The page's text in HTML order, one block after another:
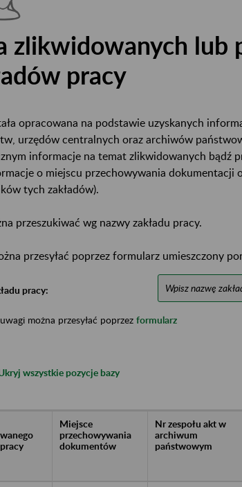
zlikwidowanych lub
pracy
opracowana na podstawie uzyskanych
urzędów centralnych oraz archiwów
informacje na temat zlikwidowanych bądź
o miejscu przechowywania dokumentacji
tych zakładów).
przeszukiwać wg nazwy zakładu pracy.
przesyłać poprzez formularz umieszczony
pracy:
można przesyłać poprzez formularz
wszystkie pozycje bazy
Miejsce
przechowywania
dokumentów
Nr zespołu akt w
archiwum
państwowym